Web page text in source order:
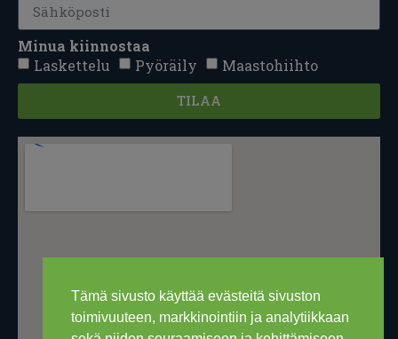
Tämä sivusto käyttää evästeitä sivuston
toimivuuteen, markkinointiin ja analytiikkaan
Minua kiinnostaa
Laskettelu
Pyöräily Maastohiihto
TILAA